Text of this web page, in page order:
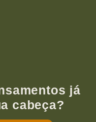
já
cabeça?